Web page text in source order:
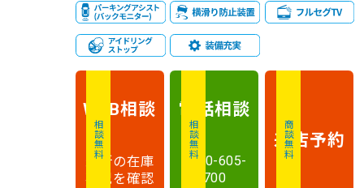
相談無料
WEB相談
最新の在庫
状況を確認
相談無料
電話相談
0120-605-
700
商談無料
来店予約